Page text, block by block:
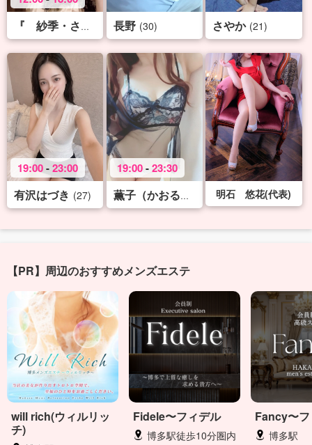
『 紗季・さき 』♡S (22)
長野 (30) さやか (21)
19:00-23:00
有沢はづき (27)
19:00-23:30
薫子（かおるこ）♡X-rank (33)
明石 悠花(代表)
【PR】周辺のおすすめメンズエステ
will rich(ウィルリッ
チ)
Fidele〜フィデル
博多駅徒歩10分圏内
Fancy〜
博多駅